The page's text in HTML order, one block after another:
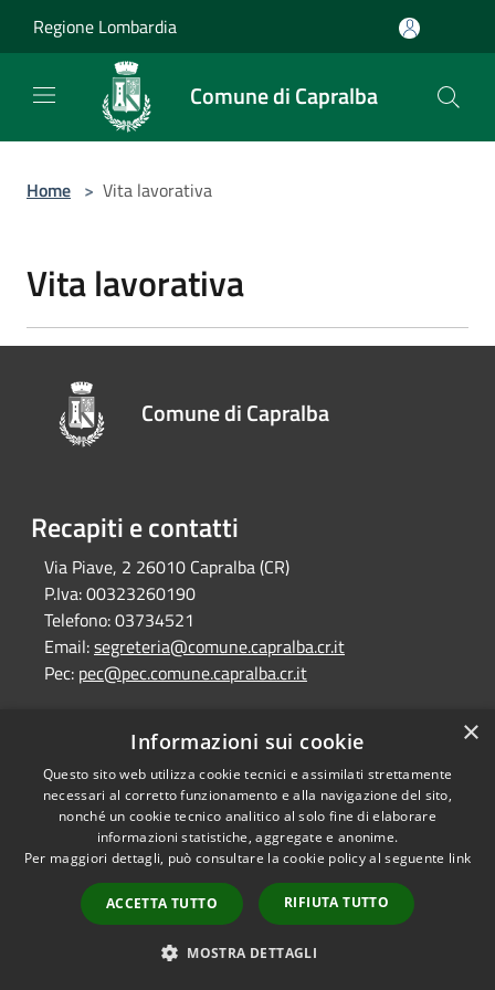
Regione Lombardia
Comune di Capralba
Home > Vita lavorativa
Vita lavorativa
Comune di Capralba
Recapiti e contatti
Via Piave, 2 26010 Capralba (CR)
P.Iva:00323260190
Telefono:03734521
Email:segreteria@comune.capralba.cr.it
Pec: pec@pec.comune.capralba.cr.it
Accessibilità
Privacy
Mappa del sito
Copyright © 2026 • Comune di
Capralba • Powered by
Municipium•Accesso
redazione
×
Informazioni sui cookie
Questo sito web utilizza cookie tecnici e assimilati strettamente
necessari al corretto funzionamento e alla navigazione del sito,
nonché un cookie tecnico analitico al solo fine di elaborare
informazioni statistiche, aggregate e anonime.
Per maggiori dettagli, può consultare la cookie policy al seguente link
ACCETTA TUTTO RIFIUTA TUTTO
MOSTRA DETTAGLI